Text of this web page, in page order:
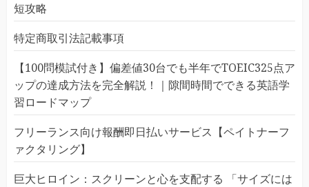
短攻略
特定商取引法記載事項
【100問模試付き】偏差値30台でも半年でTOEIC325点ア
ップの達成方法を完全解説！｜隙間時間でできる英語学
習ロードマップ
フリーランス向け報酬即日払いサービス【ペイトナーフ
ァクタリング】
巨大ヒロイン：スクリーンと心を支配する 「サイズには